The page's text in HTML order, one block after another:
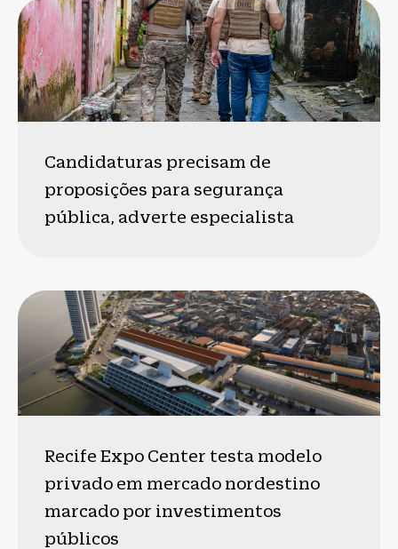
Candidaturas precisam de
proposições para segurança
pública, adverte especialista
Recife Expo Center testa modelo
privado em mercado nordestino
marcado por investimentos
públicos